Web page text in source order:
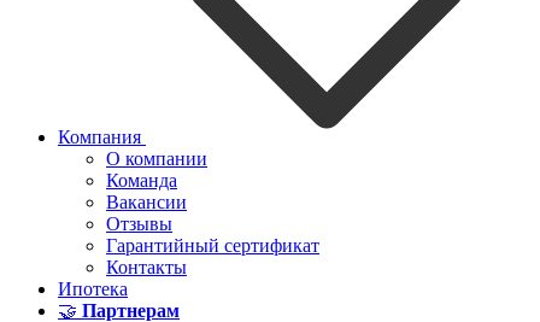
Компания
О компании
Команда
Вакансии
Отзывы
Гарантийный сертификат
Контакты
Ипотека
🤝 Партнерам